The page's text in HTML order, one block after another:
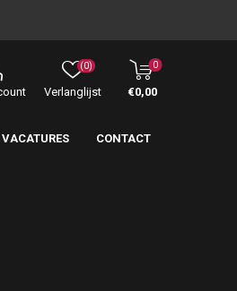
Verlanglijst
(0) 0
€0,00
VACATURES CONTACT